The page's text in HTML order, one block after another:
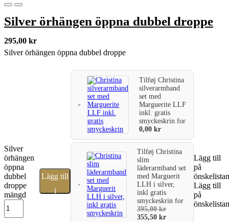
Silver örhängen öppna dubbel droppe
295,00 kr
Silver örhängen öppna dubbel droppe
Silver
örhängen
öppna
dubbel
droppe
mängd
Lägg till
i
TilføjChristina
silverarmband
set med
Marguerite LLF
inkl. gratis
smyckeskrinfor
0,00kr
TilføjChristina
slim
läderarmband set
med Marguerit
LLH i silver,
inkl gratis
smyckeskrinfor
395,00kr
355,50kr
Lägg till
på
önskelistan
Lägg till
på
önskelistan